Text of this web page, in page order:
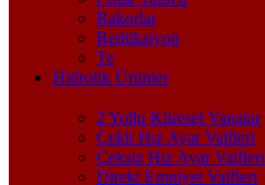
Rakorlar
Redüksiyon
Te
Hidrolik Ürünler
2 Yollu Küresel Vanalar
Çekli Hız Ayar Valfleri
Çeksiz Hız Ayar Valfleri
Direkt Emniyet Valfleri